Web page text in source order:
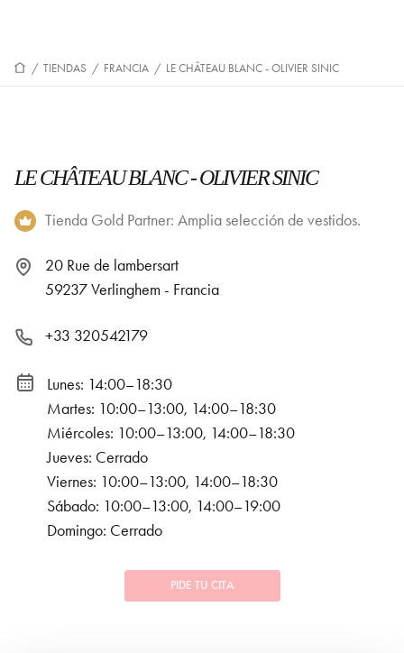
/ TIENDAS / FRANCIA / LE CHÂTEAU BLANC - OLIVIER SINIC
LE CHÂTEAU BLANC - OLIVIER SINIC
Tienda Gold Partner: Amplia selección de vestidos.
20 Rue de lambersart
59237 Verlinghem - Francia
+33 320542179
Lunes: 14:00–18:30
Martes: 10:00–13:00, 14:00–18:30
Miércoles: 10:00–13:00, 14:00–18:30
Jueves: Cerrado
Viernes: 10:00–13:00, 14:00–18:30
Sábado: 10:00–13:00, 14:00–19:00
Domingo: Cerrado
PIDE TU CITA